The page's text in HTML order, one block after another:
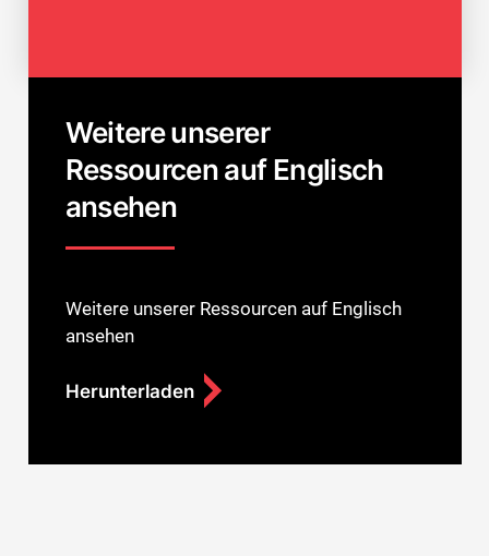
Weitere unserer
Ressourcen auf Englisch
ansehen
Weitere unserer Ressourcen auf Englisch
ansehen
Herunterladen